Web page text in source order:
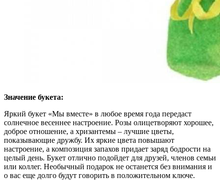
Значение букета:
Яркий букет «Мы вместе» в любое время года передаст
солнечное весеннее настроение. Розы олицетворяют хорошее,
доброе отношение, а хризантемы – лучшие цветы,
показывающие дружбу. Их яркие цвета повышают
настроение, а композиция запахов придает заряд бодрости на
целый день. Букет отлично подойдет для друзей, членов семьи
или коллег. Необычный подарок не останется без внимания и
о вас еще долго будут говорить в положительном ключе.